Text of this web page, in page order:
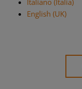
Italiano (Italia)
English (UK)